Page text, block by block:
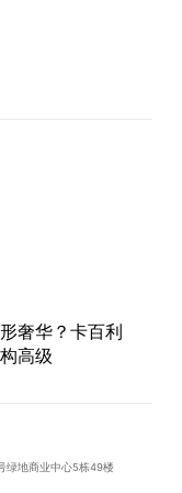
奢华？卡百利
高级
绿地商业中心5栋49楼